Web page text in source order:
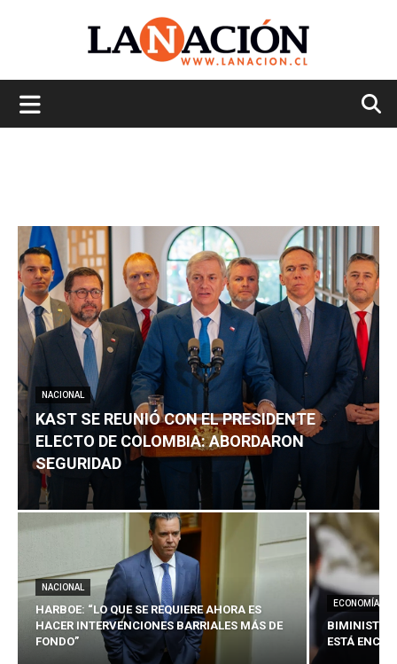
NACIONAL
KAST SE REUNIÓ CON EL PRESIDENTE
ELECTO DE COLOMBIA: ABORDARON
SEGURIDAD
NACIONAL
HARBOE: “LO QUE SE REQUIERE AHORA ES
HACER INTERVENCIONES BARRIALES MÁS DE
FONDO”
ECONOMÍA
BIMINISTRO
ESTÁ